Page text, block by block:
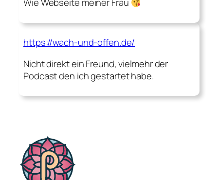
https://wach-und-offen.de/
Nicht direkt ein Freund, vielmehr der
Podcast den ich gestartet habe.